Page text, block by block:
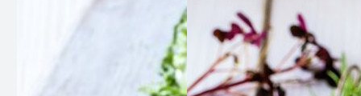
Ein robust villsau med lang historie
Villsau har ei bemerkelsesverdig historie og var
nær utrydding fleire gonger. I dag er den originale